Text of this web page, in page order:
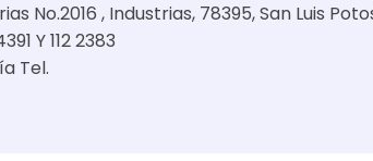
No.2016 , Industrias, 78395, San Luis
Y 112 2383
Tel.